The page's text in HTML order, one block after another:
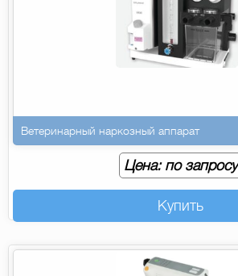
Ветеринарный наркозный аппарат
Цена: по запросу
Купить